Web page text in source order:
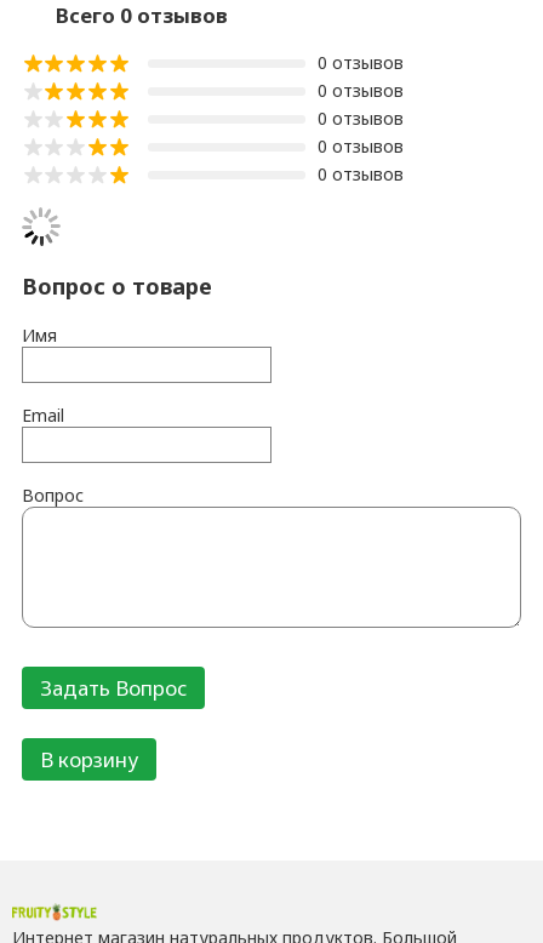
Всего 0 отзывов
0 отзывов
0 отзывов
0 отзывов
0 отзывов
0 отзывов
Вопрос о товаре
Имя
Email
Вопрос
В корзину
Интернет магазин натуральных продуктов. Большой